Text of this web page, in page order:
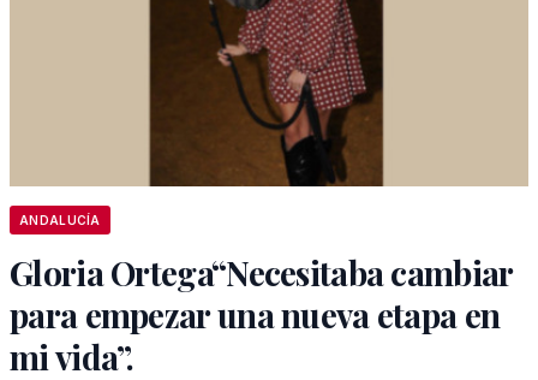
ANDALUCÍA
Gloria Ortega“Necesitaba cambiar
para empezar una nueva etapa en
mi vida”.